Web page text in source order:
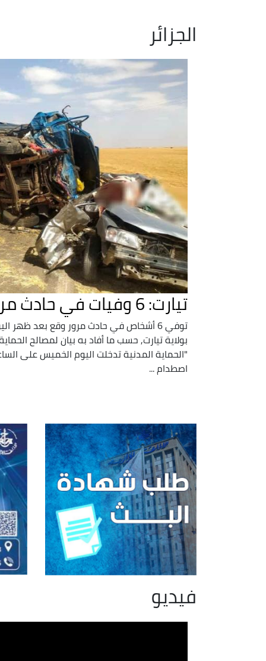
الجزائر
تيارت: 6 وفيات في حادث مرور ببلدية شحيمة
توفي 6 أشخاص في حادث مرور وقع بعد ظهر
بولاية تيارت, حسب ما أفاد به بيان لمصالح
اصطدام ...
فيديو